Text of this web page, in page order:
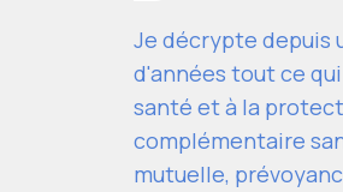
Je décrypte depuis
d'années tout ce
santé et à la
complémentaire
mutuelle,